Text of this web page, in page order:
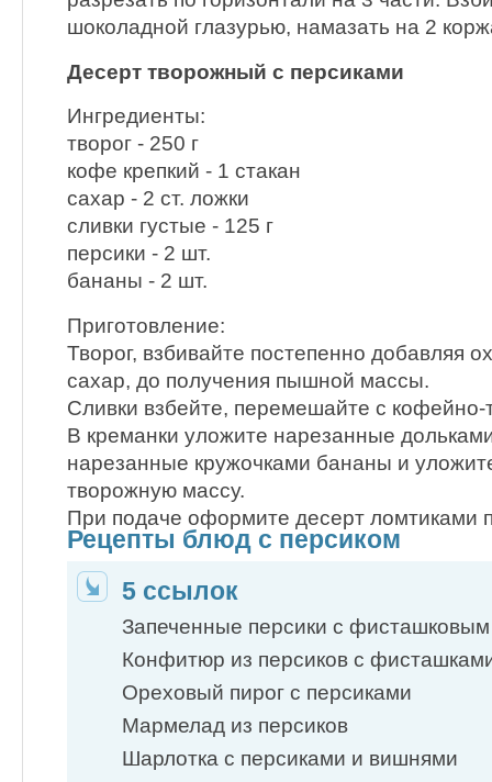
шоколадной глазурью, намазать на 2
Десерт творожный с персиками
Ингредиенты:
творог - 250 г
кофе крепкий - 1 стакан
сахар - 2 ст. ложки
сливки густые - 125 г
персики - 2 шт.
бананы - 2 шт.
Приготовление:
Творог, взбивайте постепенно добавляя
сахар, до получения пышной массы.
Сливки взбейте, перемешайте с
В креманки уложите нарезанные
нарезанные кружочками бананы и
творожную массу.
При подаче оформите десерт ломтиками
Рецепты блюд с персиком
5 ссылок
Запеченные персики с
Конфитюр из персиков с
Ореховый пирог с персиками
Мармелад из персиков
Шарлотка с персиками и вишнями